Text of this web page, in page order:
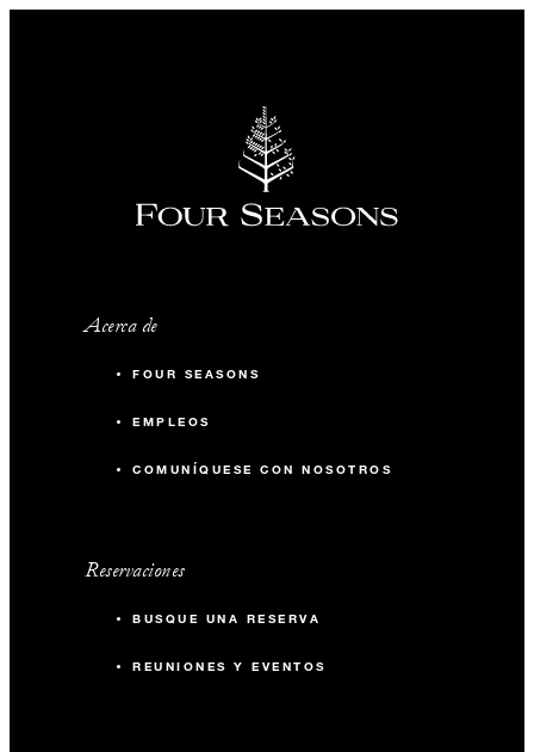
Acerca de
FOUR SEASONS
EMPLEOS
COMUNÍQUESE CON NOSOTROS
Reservaciones
BUSQUE UNA RESERVA
REUNIONES Y EVENTOS